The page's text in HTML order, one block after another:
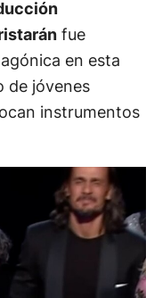
fue
en esta
de jóvenes
instrumentos